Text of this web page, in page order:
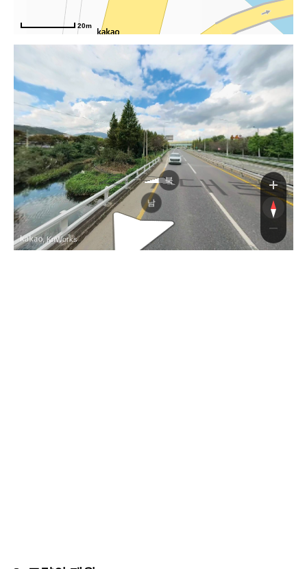
20m
반구대
반구대
북
남
, KnWorks